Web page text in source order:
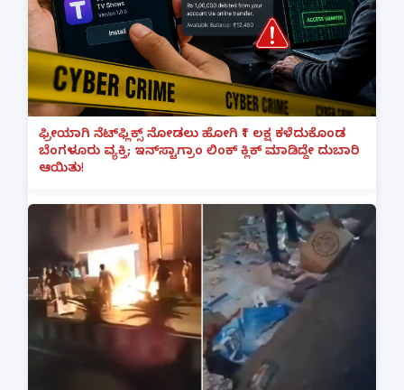
ಫ್ರೀಯಾಗಿ ನೆಟ್‌ಫ್ಲಿಕ್ಸ್ ನೋಡಲು ಹೋಗಿ ₹1 ಲಕ್ಷ ಕಳೆದುಕೊಂಡ
ಬೆಂಗಳೂರು ವ್ಯಕ್ತಿ; ಇನ್‌ಸ್ಟಾಗ್ರಾಂ ಲಿಂಕ್ ಕ್ಲಿಕ್ ಮಾಡಿದ್ದೇ ದುಬಾರಿ
ಆಯಿತು!